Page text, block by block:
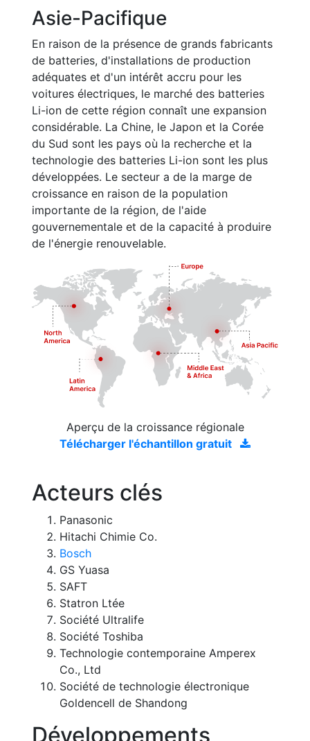
Asie-Pacifique
En raison de la présence de grands fabricants
de batteries, d'installations de production
adéquates et d'un intérêt accru pour les
voitures électriques, le marché des batteries
Li-ion de cette région connaît une expansion
considérable. La Chine, le Japon et la Corée
du Sud sont les pays où la recherche et la
technologie des batteries Li-ion sont les plus
développées. Le secteur a de la marge de
croissance en raison de la population
importante de la région, de l'aide
gouvernementale et de la capacité à produire
de l'énergie renouvelable.
Aperçu de la croissance régionale
Télécharger l'échantillon gratuit
Acteurs clés
Panasonic
Hitachi Chimie Co.
Bosch
GS Yuasa
SAFT
Statron Ltée
Société Ultralife
Société Toshiba
Technologie contemporaine Amperex
Co., Ltd
Société de technologie électronique
Goldencell de Shandong
Développements